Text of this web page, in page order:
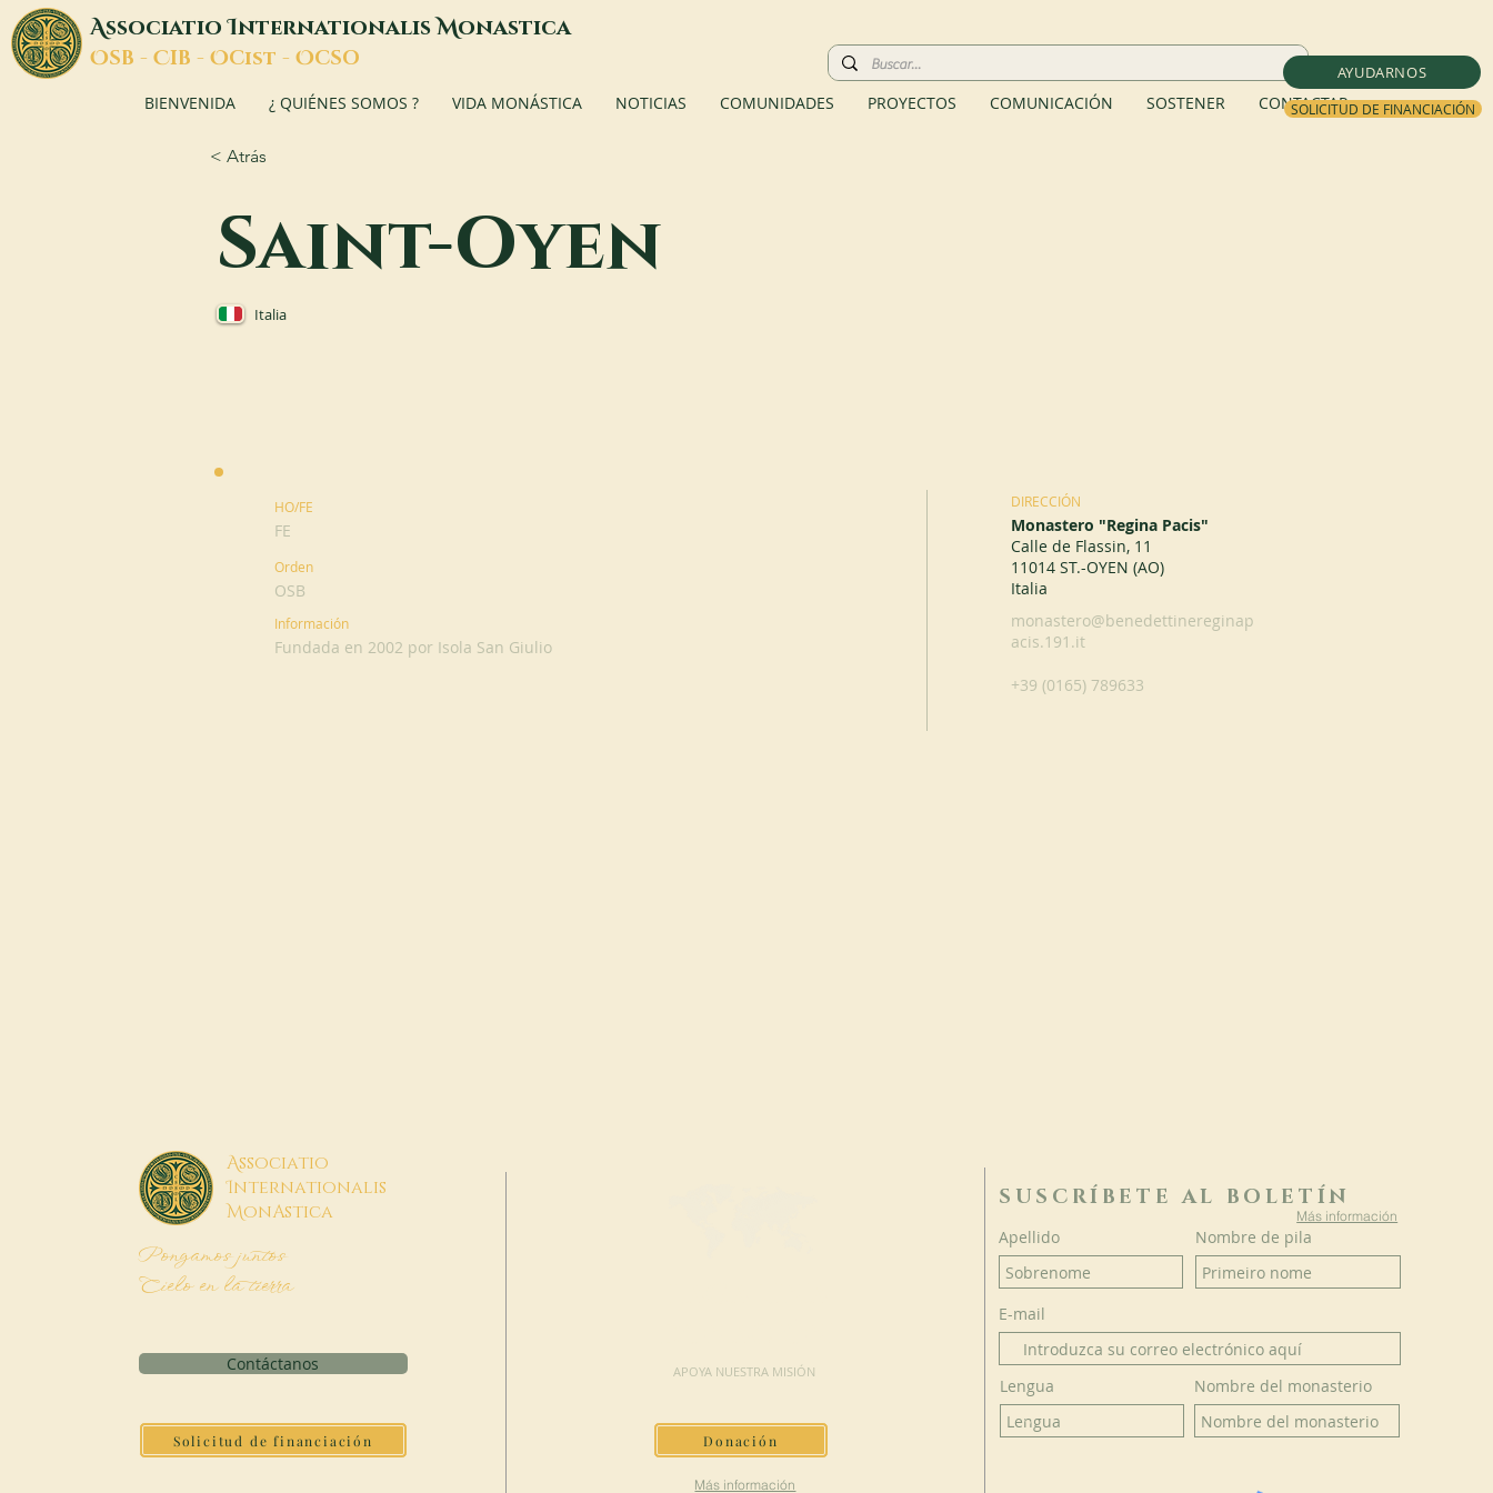
AYUDARNOS
SOLICITUD DE FINANCIACIÓN
AssociatioInternationalisMonastica
OSB - CIB - OCist - OCSO
BIENVENIDA ¿ QUIÉNES SOMOS ? VIDA MONÁSTICA NOTICIAS COMUNIDADES PROYECTOS COMUNICACIÓN SOSTENER CONTACTAR
< Atrás
Saint-Oyen
Italia
HO/FE
FE
Orden
OSB
Información
Fundada en 2002 por Isola San Giulio
DIRECCIÓN
Monastero "Regina Pacis"
Calle de Flassin, 11
11014 ST.-OYEN (AO)
Italia
monastero@benedettinereginap
acis.191.it
+39 (0165) 789633
Associatio
Internationalis
MonAstica
Pongamos juntos
Cielo en la tierra
Contáctanos
Solicitud de financiación
APOYA NUESTRA MISIÓN
Donación
Más información
SUSCRÍBETE AL BOLETÍN
Más información
Apellido Nombre de pila
E-mail
Lengua Nombre del monasterio